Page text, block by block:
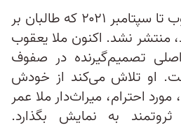
هیچ عکسی از ملأ یعقوب تا سپتامبر ۲۰۲۱ که طالبان بر
منتشر نشد. اکنون ملا یعقوب
تصمیم‌گیرنده در صفوف
او تلاش می‌کند از خودش
احترام، میراث‌دار ملا عمر
به نمایش بگذارد.